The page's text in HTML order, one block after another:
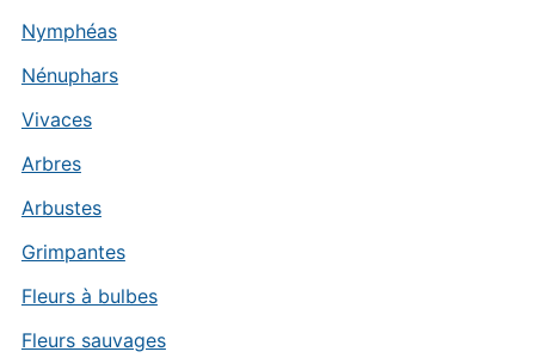
Nymphéas
Nénuphars
Vivaces
Arbres
Arbustes
Grimpantes
Fleurs à bulbes
Fleurs sauvages